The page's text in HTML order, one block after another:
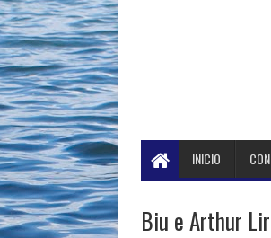
INICIO
Biu e Arthur